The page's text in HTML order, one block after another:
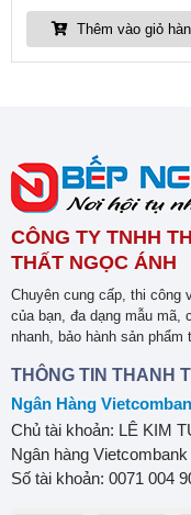
Thêm vào giỏ
CÔNG TY TNHH
THẤT NGỌC ÁNH
Chuyên cung cấp, thi công
của bạn, đa dạng mẫu
nhanh, bảo hành sản phẩm
THÔNG TIN THANH
Ngân Hàng
Chủ tài khoản: LÊ KIM
Ngân hàng
Số tài khoản: 0071 004